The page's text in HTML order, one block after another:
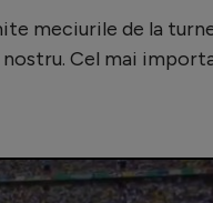
meciurile de la
Cel mai